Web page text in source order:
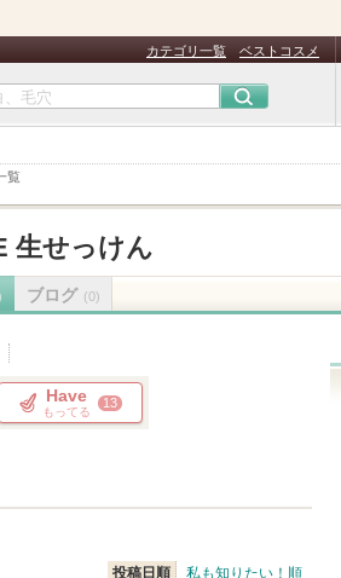
覧
カテゴリ一覧 ベストコスメ
生せっけん
ブログ (0)
Have
もってる
13
投稿日順 私も知りたい！順